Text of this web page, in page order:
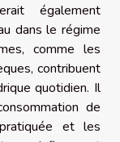
également
dans le régime
comme les
contribuent
quotidien. Il
de
et les